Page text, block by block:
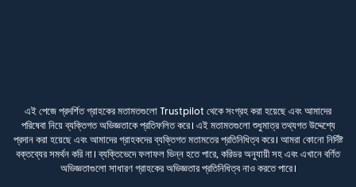
এই পেজে প্রদর্শিত গ্রাহকের মতামতগুলো Trustpilot থেকে সংগ্রহ করা হয়েছে এবং আমাদের
পরিষেবা নিয়ে ব্যক্তিগত অভিজ্ঞতাকে প্রতিফলিত করে। এই মতামতগুলো শুধুমাত্র তথ্যগত উদ্দেশ্যে
প্রদান করা হয়েছে এবং আমাদের গ্রাহকদের ব্যক্তিগত মতামতের প্রতিনিধিত্ব করে। আমরা কোনো নির্দিষ্ট
বক্তব্যের সমর্থন করি না। ব্যক্তিভেদে ফলাফল ভিন্ন হতে পারে, করিডর অনুযায়ী সহ এবং এখানে বর্ণিত
অভিজ্ঞতাগুলো সাধারণ গ্রাহকের অভিজ্ঞতার প্রতিনিধিত্ব নাও করতে পারে।